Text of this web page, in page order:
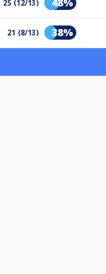
25 (12/13) 48%
21 (8/13) 38%